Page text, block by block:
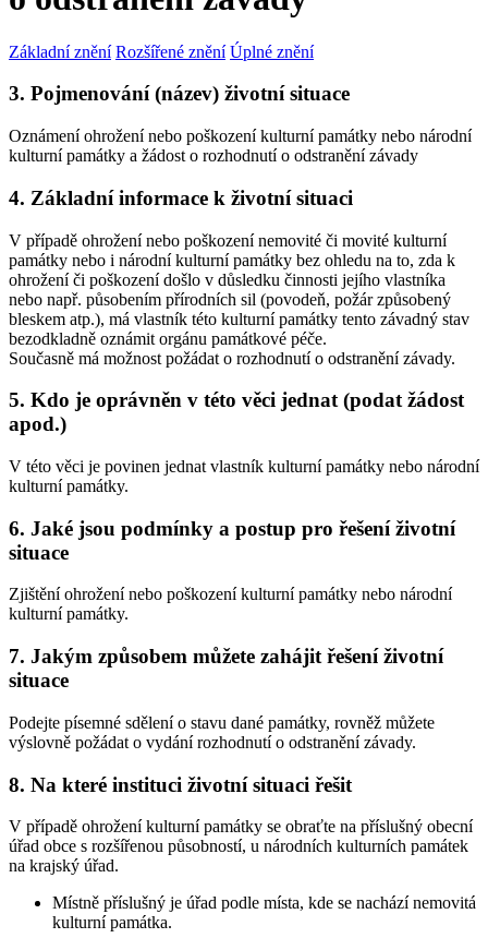
Základní znění Rozšířené znění Úplné znění
3. Pojmenování (název) životní situace
Oznámení ohrožení nebo poškození kulturní památky nebo národní
kulturní památky a žádost o rozhodnutí o odstranění závady
4. Základní informace k životní situaci
V případě ohrožení nebo poškození nemovité či movité kulturní
památky nebo i národní kulturní památky bez ohledu na to, zda k
ohrožení či poškození došlo v důsledku činnosti jejího vlastníka
nebo např. působením přírodních sil (povodeň, požár způsobený
bleskem atp.), má vlastník této kulturní památky tento závadný stav
bezodkladně oznámit orgánu památkové péče.
Současně má možnost požádat o rozhodnutí o odstranění závady.
5. Kdo je oprávněn v této věci jednat (podat žádost
apod.)
V této věci je povinen jednat vlastník kulturní památky nebo národní
kulturní památky.
6. Jaké jsou podmínky a postup pro řešení životní
situace
Zjištění ohrožení nebo poškození kulturní památky nebo národní
kulturní památky.
7. Jakým způsobem můžete zahájit řešení životní
situace
Podejte písemné sdělení o stavu dané památky, rovněž můžete
výslovně požádat o vydání rozhodnutí o odstranění závady.
8. Na které instituci životní situaci řešit
V případě ohrožení kulturní památky se obraťte na příslušný obecní
úřad obce s rozšířenou působností, u národních kulturních památek
na krajský úřad.
Místně příslušný je úřad podle místa, kde se nachází nemovitá
kulturní památka.